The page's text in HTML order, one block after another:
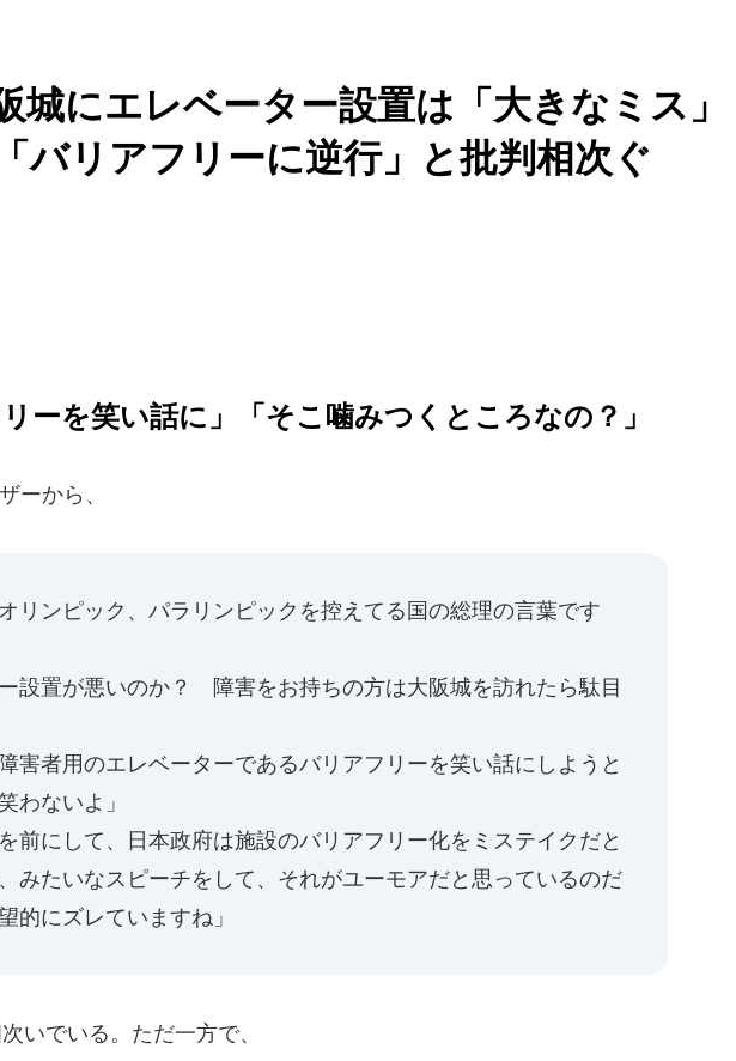
城にエレベーター設置は「大きなミス」
バリアフリーに逆行」と批判相次ぐ
リーを笑い話に」「そこ噛みつくところなの？」
ーから、
オリンピック、パラリンピックを控えてる国の総理の言葉です
ー設置が悪いのか？ 障害をお持ちの方は大阪城を訪れたら駄目
害者用のエレベーターであるバリアフリーを笑い話にしようと
わないよ」
前にして、日本政府は施設のバリアフリー化をミステイクだと
みたいなスピーチをして、それがユーモアだと思っているのだ
的にズレていますね」
いでいる。ただ一方で、